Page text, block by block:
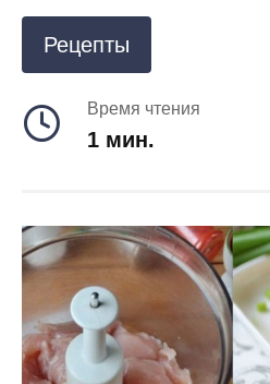
Рецепты
Время чтения
1 мин.